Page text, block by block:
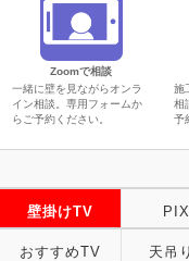
Zoomで相談
一緒に壁を見ながらオンラ
イン相談。専用フォームか
らご予約ください。
施
相
予
壁掛けTV
おすすめTV 天吊